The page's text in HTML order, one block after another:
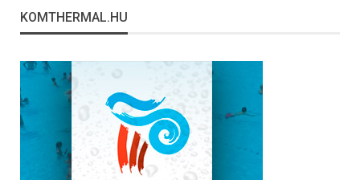
KOMTHERMAL.HU